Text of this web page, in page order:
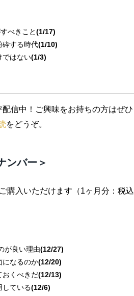
べきこと(1/17)
砕する時代(1/10)
ではない(1/3)
配信中！ご興味をお持ちの方はぜひ
をどうぞ。
ンバー＞
購入いただけます（1ヶ月分：税込
が良い理由(12/27)
になるのか(12/20)
おくべきだ(12/13)
している(12/6)